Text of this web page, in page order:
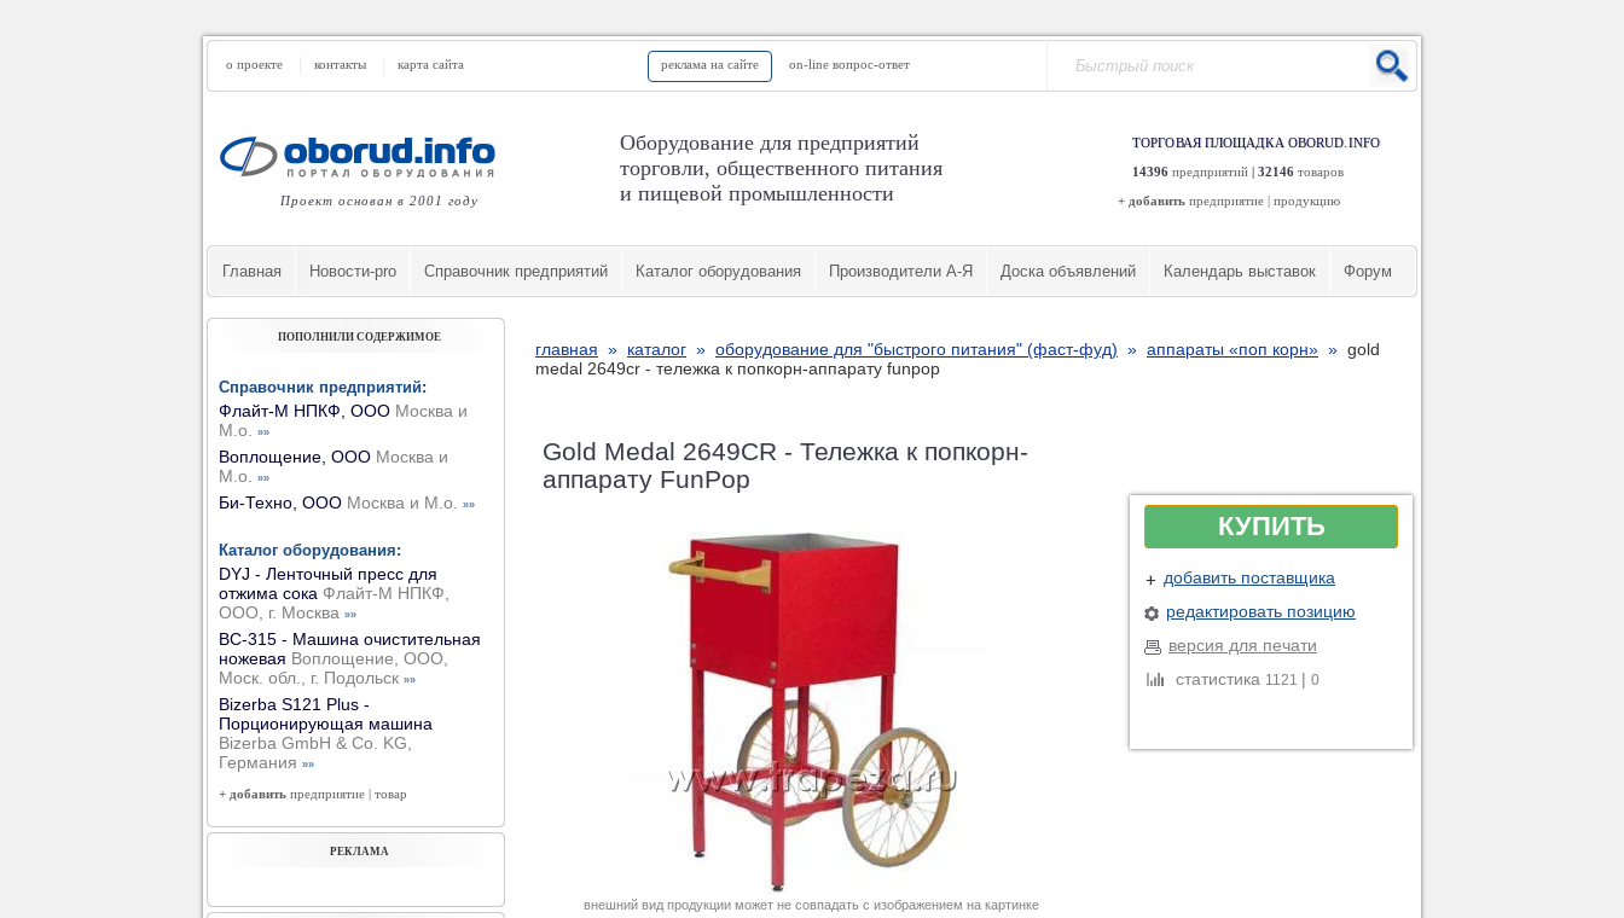
о проекте контакты карта сайта реклама на сайте on-line вопрос-ответ
Проект основан в 2001 году
Оборудование для предприятий
торговли, общественного питания
и пищевой промышленности
ТОРГОВАЯ ПЛОЩАДКА OBORUD.INFO
14396 предприятий | 32146 товаров
+ добавить предприятие | продукцию
Главная Новости-pro Cправочник предприятий Каталог оборудования Производители А-Я Доска объявлений Календарь выставок Форум
главная » каталог » оборудование для "быстрого питания" (фаст-фуд) » аппараты «поп корн» » gold
medal 2649cr - тележка к попкорн-аппарату funpop
Gold Medal 2649CR - Тележка к попкорн-
аппарату FunPop
внешний вид продукции может не совпадать с изображением на картинке
КУПИТЬ
добавить поставщика
редактировать позицию
версия для печати
статистика 1121 | 0
ПОПОЛНИЛИ СОДЕРЖИМОЕ
Справочник предприятий:
Флайт-М НПКФ, ООО Москва и
М.о.
»»
Воплощение, ООО Москва и
М.о.
»»
Би-Техно, ООО Москва и М.о. »»
Каталог оборудования:
DYJ - Ленточный пресс для
отжима сока Флайт-М НПКФ,
ООО, г. Москва »»
ВС-315 - Машина очистительная
ножевая Воплощение, ООО,
Моск. обл., г. Подольск »»
Bizerba S121 Plus -
Порционирующая машина
Bizerba GmbH & Co. KG,
Германия »»
+ добавить предприятие | товар
РЕКЛАМА